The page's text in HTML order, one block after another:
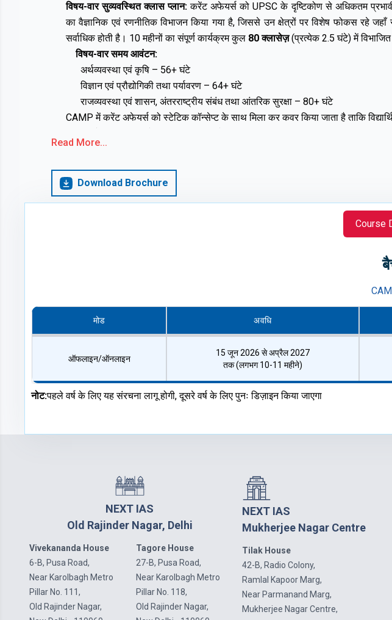
विषय-वार सुव्यवस्थित क्लास प्लान: करेंट अफेयर्स को UPSC के दृष्टिकोण से अधिकतम
का वैज्ञानिक एवं रणनीतिक विभाजन किया गया है, जिससे उन क्षेत्रों पर विशेष फोकस रहे
सर्वाधिक होती है। 10 महीनों का संपूर्ण कार्यक्रम कुल 80 क्लासेज़(प्रत्येक 2.5 घंटे) में
विषय-वार समय आवंटन:
अर्थव्यवस्था एवं कृषि – 56+ घंटे
विज्ञान एवं प्रौद्योगिकी तथा पर्यावरण – 64+ घंटे
राजव्यवस्था एवं शासन, अंतरराष्ट्रीय संबंध तथा आंतरिक सुरक्षा – 80+ घंटे
CAMP में करेंट अफेयर्स को स्टेटिक कॉन्सेप्ट के साथ मिला कर कवर किया जाता है ताकि
करेंट अफेयर्स के साथ बेहतर इंटीग्रेशन हो सके
1st फेज: जून से दिसंबर (प्रीलिम्स + मेंस फेज)
2nd फेज: जनवरी से अप्रैल (प्रीलिम्स फेज)
Read More...
Download Brochure
Course
मोड अवधि
ऑफलाइन/ऑनलाइन
15 जून 2026 से अप्रैल 2027
तक (लगभग 10-11 महीने)
नोट:पहले वर्ष के लिए यह संरचना लागू होगी, दूसरे वर्ष के लिए पुनः डिज़ाइन किया जाएगा
NEXT IAS
Old Rajinder Nagar, Delhi
Vivekananda House
6-B, Pusa Road,
Near Karolbagh Metro
Pillar No. 111,
Old Rajinder Nagar,
Tagore House
27-B, Pusa Road,
Near Karolbagh Metro
Pillar No. 118,
Old Rajinder Nagar,
NEXT IAS
Mukherjee Nagar Centre
Tilak House
42-B, Radio Colony,
Ramlal Kapoor Marg,
Near Parmanand Marg,
Mukherjee Nagar Centre,